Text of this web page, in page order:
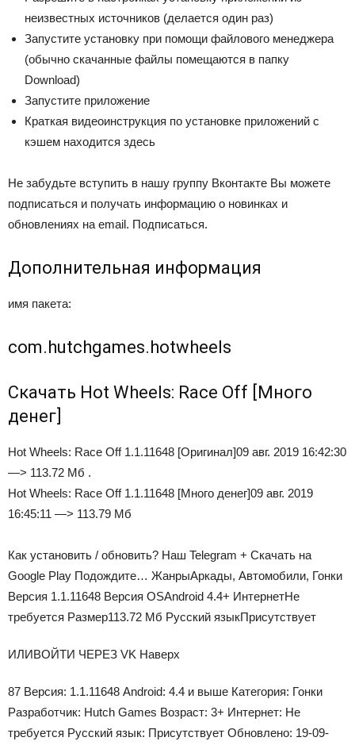
неизвестных источников (делается один раз)
Запустите установку при помощи файлового менеджера
(обычно скачанные файлы помещаются в папку
Download)
Запустите приложение
Краткая видеоинструкция по установке приложений с
кэшем находится здесь
Не забудьте вступить в нашу группу Вконтакте Вы можете
подписаться и получать информацию о новинках и
обновлениях на email. Подписаться.
Дополнительная информация
имя пакета:
com.hutchgames.hotwheels
Скачать Hot Wheels: Race Off [Много
денег]
Hot Wheels: Race Off 1.1.11648 [Оригинал]09 авг. 2019 16:42:30
—> 113.72 Mб .
Hot Wheels: Race Off 1.1.11648 [Много денег]09 авг. 2019
16:45:11 —> 113.79 Mб
Как установить / обновить? Наш Telegram + Скачать на
Google Play Подождите… ЖанрыАркады, Автомобили, Гонки
Версия 1.1.11648 Версия OSAndroid 4.4+ ИнтернетНе
требуется Размер113.72 Mб Русский языкПрисутствует
ИЛИВОЙТИ ЧЕРЕЗ VK Наверх
87 Версия: 1.1.11648 Android: 4.4 и выше Категория: Гонки
Разработчик: Hutch Games Возраст: 3+ Интернет: Не
требуется Русский язык: Присутствует Обновлено: 19-09-